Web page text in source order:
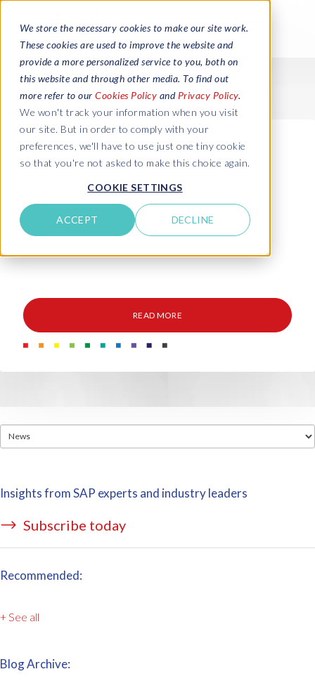
We store the necessary cookies to make our site work.
These cookies are used to improve the website and
provide a more personalized service to you, both on
this website and through other media. To find out
more refer to our Cookies Policy and Privacy Policy.
We won't track your information when you visit
our site. But in order to comply with your
preferences, we'll have to use just one tiny cookie
so that you're not asked to make this choice again.
COOKIE SETTINGS
ACCEPT DECLINE
READ MORE
Insights from SAP experts and industry leaders
Subscribe today
Recommended:
+ See all
Blog Archive: